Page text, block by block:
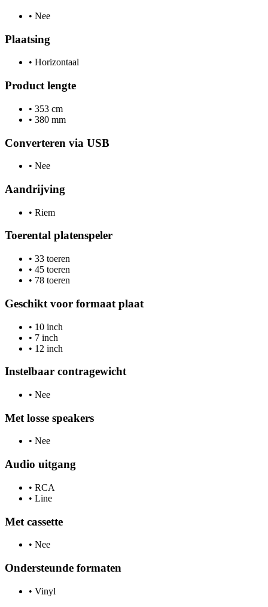
• Nee
Plaatsing
• Horizontaal
Product lengte
• 353 cm
• 380 mm
Converteren via USB
• Nee
Aandrijving
• Riem
Toerental platenspeler
• 33 toeren
• 45 toeren
• 78 toeren
Geschikt voor formaat plaat
• 10 inch
• 7 inch
• 12 inch
Instelbaar contragewicht
• Nee
Met losse speakers
• Nee
Audio uitgang
• RCA
• Line
Met cassette
• Nee
Ondersteunde formaten
• Vinyl